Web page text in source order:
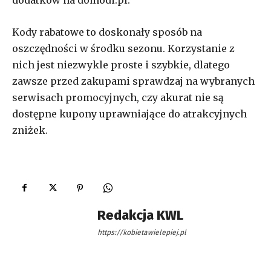
Kody rabatowe to doskonały sposób na
oszczędności w środku sezonu. Korzystanie z
nich jest niezwykle proste i szybkie, dlatego
zawsze przed zakupami sprawdzaj na wybranych
serwisach promocyjnych, czy akurat nie są
dostępne kupony uprawniające do atrakcyjnych
zniżek.
Redakcja KWL
https://kobietawielepiej.pl